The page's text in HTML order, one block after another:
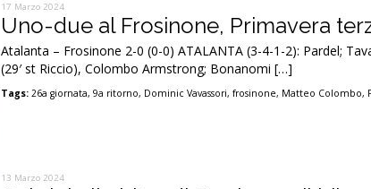
17 Marzo 2024
Uno-due al Frosinone, Primavera
Atalanta – Frosinone 2-0 (0-0) ATALANTA (3-4-1-2): Pardel;
(29′ st Riccio), Colombo Armstrong; Bonanomi […]
Tags: 26a giornata,9a ritorno, Dominic Vavassori,frosinone, Matteo Colombo,
13 Marzo 2024